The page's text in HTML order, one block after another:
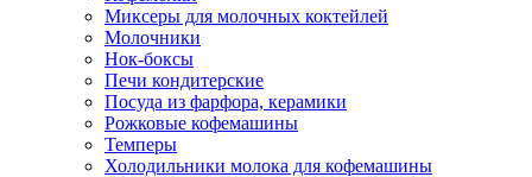
Миксеры для молочных коктейлей
Молочники
Нок-боксы
Печи кондитерские
Посуда из фарфора, керамики
Рожковые кофемашины
Темперы
Холодильники молока для кофемашины